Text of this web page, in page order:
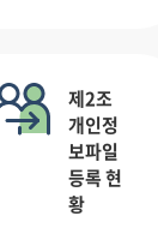
제2조
개인정
보파일
등록 현
황